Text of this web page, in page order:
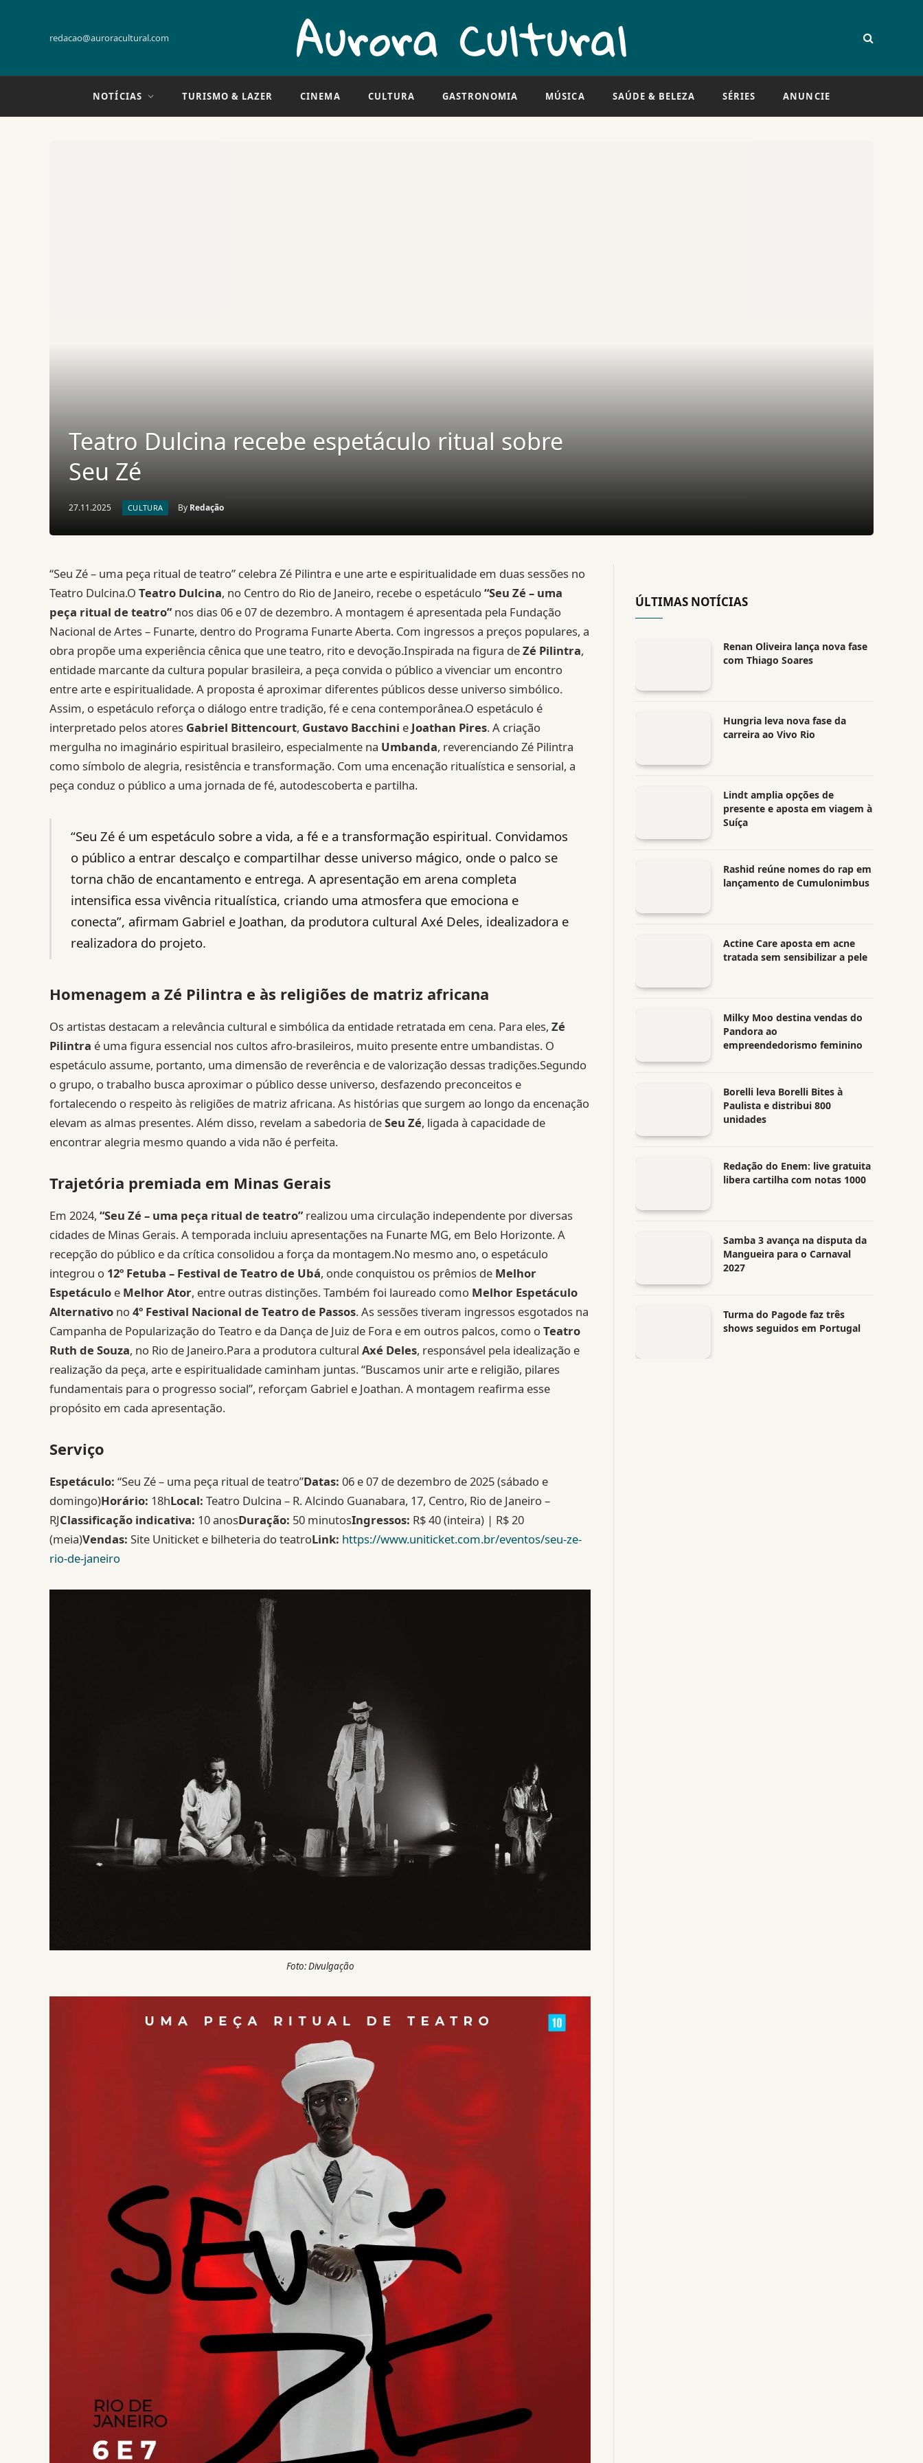
redacao@auroracultural.com
NOTÍCIAS TURISMO & LAZER CINEMA CULTURA GASTRONOMIA MÚSICA SAÚDE & BELEZA SÉRIES ANUNCIE
Teatro Dulcina recebe espetáculo ritual sobre
Seu Zé
27.11.2025 CULTURA By Redação
“Seu Zé – uma peça ritual de teatro” celebra Zé Pilintra e une arte e espiritualidade em duas sessões no
Teatro Dulcina.O Teatro Dulcina, no Centro do Rio de Janeiro, recebe o espetáculo “Seu Zé – uma
peça ritual de teatro” nos dias 06 e 07 de dezembro. A montagem é apresentada pela Fundação
Nacional de Artes – Funarte, dentro do Programa Funarte Aberta. Com ingressos a preços populares, a
obra propõe uma experiência cênica que une teatro, rito e devoção.Inspirada na figura deZé Pilintra,
entidade marcante da cultura popular brasileira, a peça convida o público a vivenciar um encontro
entre arte e espiritualidade. A proposta é aproximar diferentes públicos desse universo simbólico.
Assim, o espetáculo reforça o diálogo entre tradição, fé e cena contemporânea.O espetáculo é
interpretado pelos atores Gabriel Bittencourt, Gustavo Bacchini e Joathan Pires. A criação
mergulha no imaginário espiritual brasileiro, especialmente na Umbanda, reverenciando Zé Pilintra
como símbolo de alegria, resistência e transformação. Com uma encenação ritualística e sensorial, a
peça conduz o público a uma jornada de fé, autodescoberta e partilha.
“Seu Zé é um espetáculo sobre a vida, a fé e a transformação espiritual. Convidamos
o público a entrar descalço e compartilhar desse universo mágico, onde o palco se
torna chão de encantamento e entrega. A apresentação em arena completa
intensifica essa vivência ritualística, criando uma atmosfera que emociona e
conecta”, afirmam Gabriel e Joathan, da produtora cultural Axé Deles, idealizadora e
realizadora do projeto.
Homenagem a Zé Pilintra e às religiões de matriz africana
Os artistas destacam a relevância cultural e simbólica da entidade retratada em cena. Para eles, Zé
Pilintra é uma figura essencial nos cultos afro-brasileiros, muito presente entre umbandistas. O
espetáculo assume, portanto, uma dimensão de reverência e de valorização dessas tradições.Segundo
o grupo, o trabalho busca aproximar o público desse universo, desfazendo preconceitos e
fortalecendo o respeito às religiões de matriz africana. As histórias que surgem ao longo da encenação
elevam as almas presentes. Além disso, revelam a sabedoria deSeu Zé, ligada à capacidade de
encontrar alegria mesmo quando a vida não é perfeita.
Trajetória premiada em Minas Gerais
Em 2024, “Seu Zé – uma peça ritual de teatro” realizou uma circulação independente por diversas
cidades de Minas Gerais. A temporada incluiu apresentações na Funarte MG, em Belo Horizonte. A
recepção do público e da crítica consolidou a força da montagem.No mesmo ano, o espetáculo
integrou o 12º Fetuba – Festival de Teatro de Ubá, onde conquistou os prêmios de Melhor
Espetáculo e Melhor Ator, entre outras distinções. Também foi laureado como Melhor Espetáculo
Alternativo no 4º Festival Nacional de Teatro de Passos. As sessões tiveram ingressos esgotados na
Campanha de Popularização do Teatro e da Dança de Juiz de Fora e em outros palcos, como o Teatro
Ruth de Souza, no Rio de Janeiro.Para a produtora cultural Axé Deles, responsável pela idealização e
realização da peça, arte e espiritualidade caminham juntas. “Buscamos unir arte e religião, pilares
fundamentais para o progresso social”, reforçam Gabriel e Joathan. A montagem reafirma esse
propósito em cada apresentação.
Serviço
Espetáculo: “Seu Zé – uma peça ritual de teatro”Datas: 06 e 07 de dezembro de 2025 (sábado e
domingo)Horário: 18hLocal: Teatro Dulcina – R. Alcindo Guanabara, 17, Centro, Rio de Janeiro –
RJClassificação indicativa: 10 anosDuração: 50 minutosIngressos: R$ 40 (inteira) | R$ 20
(meia)Vendas: Site Uniticket e bilheteria do teatroLink: https://www.uniticket.com.br/eventos/seu-ze-
rio-de-janeiro
Foto: Divulgação
ÚLTIMAS NOTÍCIAS
Renan Oliveira lança nova fase
com Thiago Soares
Hungria leva nova fase da
carreira ao Vivo Rio
Lindt amplia opções de
presente e aposta em viagem à
Suíça
Rashid reúne nomes do rap em
lançamento de Cumulonimbus
Actine Care aposta em acne
tratada sem sensibilizar a pele
Milky Moo destina vendas do
Pandora ao
empreendedorismo feminino
Borelli leva Borelli Bites à
Paulista e distribui 800
unidades
Redação do Enem: live gratuita
libera cartilha com notas 1000
Samba 3 avança na disputa da
Mangueira para o Carnaval
2027
Turma do Pagode faz três
shows seguidos em Portugal